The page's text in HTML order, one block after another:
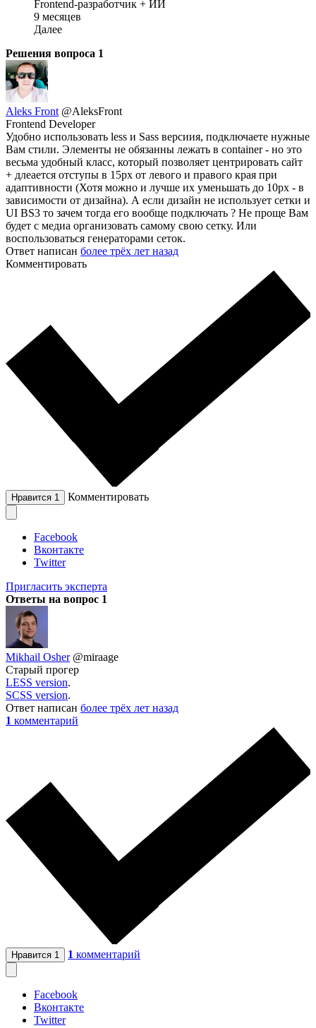
Frontend-разработчик + ИИ
9 месяцев
Далее
Решения вопроса 1
Aleks Front @AleksFront
Frontend Developer
Удобно использовать less и Sass версиия, подключаете нужные
Вам стили. Элементы не обязанны лежать в container - но это
весьма удобный класс, который позволяет центрировать сайт
+ длеается отступы в 15px от левого и правого края при
адаптивности (Хотя можно и лучше их уменьшать до 10px - в
зависимости от дизайна). А если дизайн не использует сетки и
UI BS3 то зачем тогда его вообще подключать ? Не проще Вам
будет с медиа организовать самому свою сетку. Или
воспользоваться генераторами сеток.
Ответ написан более трёх лет назад
Комментировать
Нравится 1 Комментировать
Facebook
Вконтакте
Twitter
Пригласить эксперта
Ответы на вопрос 1
Mikhail Osher @miraage
Старый прогер
LESS version.
SCSS version.
Ответ написан более трёх лет назад
1 комментарий
Нравится 1 1 комментарий
Facebook
Вконтакте
Twitter